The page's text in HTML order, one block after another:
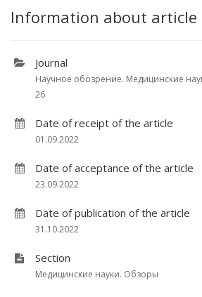
Information about article
Journal
Научное обозрение. Медицинские
26
Date of receipt of the article
01.09.2022
Date of acceptance of the article
23.09.2022
Date of publication of the article
31.10.2022
Section
Медицинские науки. Обзоры